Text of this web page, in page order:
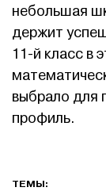
небольшая
держит
11-й класс в
выбрало для
профиль.
ТЕМЫ: